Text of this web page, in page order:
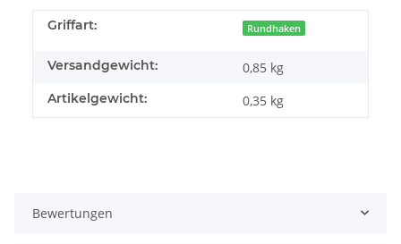
Griffart: Rundhaken
Versandgewicht: 0,85 kg
Artikelgewicht: 0,35 kg
Bewertungen